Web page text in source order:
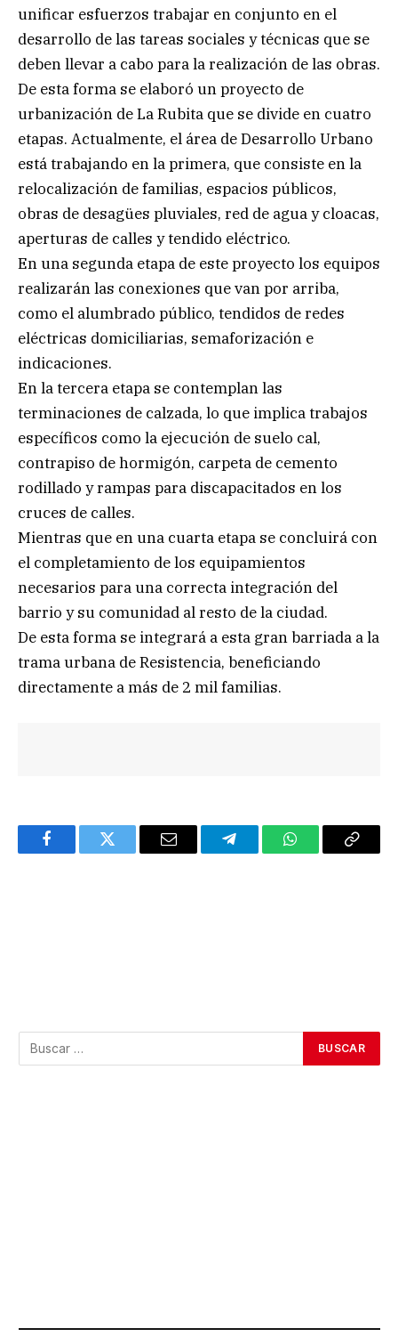
unificar esfuerzos trabajar en conjunto en el
desarrollo de las tareas sociales y técnicas que se
deben llevar a cabo para la realización de las obras.
De esta forma se elaboró un proyecto de
urbanización de La Rubita que se divide en cuatro
etapas. Actualmente, el área de Desarrollo Urbano
está trabajando en la primera, que consiste en la
relocalización de familias, espacios públicos,
obras de desagües pluviales, red de agua y cloacas,
aperturas de calles y tendido eléctrico.
En una segunda etapa de este proyecto los equipos
realizarán las conexiones que van por arriba,
como el alumbrado público, tendidos de redes
eléctricas domiciliarias, semaforización e
indicaciones.
En la tercera etapa se contemplan las
terminaciones de calzada, lo que implica trabajos
específicos como la ejecución de suelo cal,
contrapiso de hormigón, carpeta de cemento
rodillado y rampas para discapacitados en los
cruces de calles.
Mientras que en una cuarta etapa se concluirá con
el completamiento de los equipamientos
necesarios para una correcta integración del
barrio y su comunidad al resto de la ciudad.
De esta forma se integrará a esta gran barriada a la
trama urbana de Resistencia, beneficiando
directamente a más de 2 mil familias.
FacebookTwitter Email TelegramWhatsAppCopy